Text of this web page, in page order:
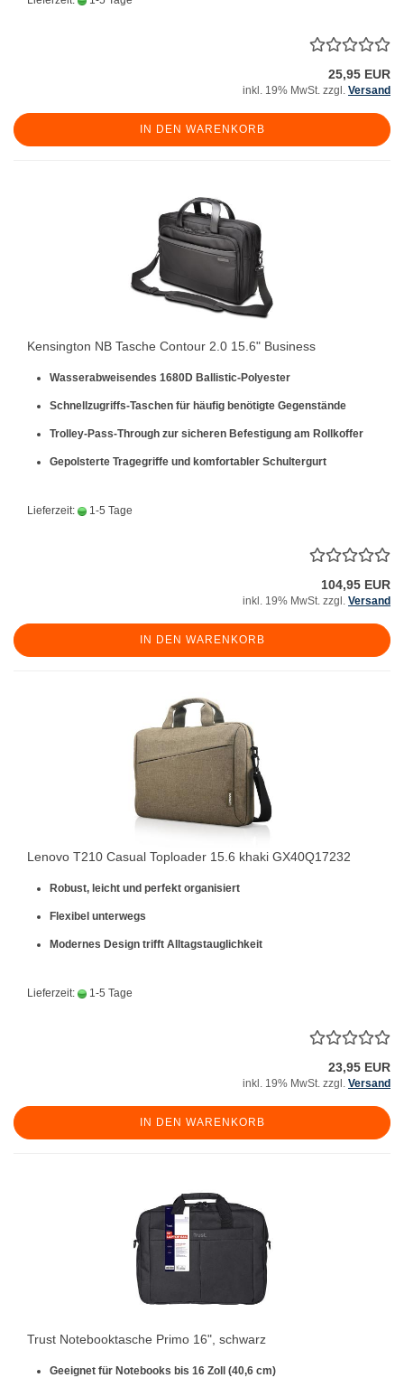
25,95 EUR
inkl. 19% MwSt. zzgl. Versand
IN DEN WARENKORB
Kensington NB Tasche Contour 2.0 15.6" Business
Wasserabweisendes 1680D Ballistic-Polyester
Schnellzugriffs-Taschen für häufig benötigte Gegenstände
Trolley-Pass-Through zur sicheren Befestigung am Rollkoffer
Gepolsterte Tragegriffe und komfortabler Schultergurt
Lieferzeit: 1-5 Tage
104,95 EUR
inkl. 19% MwSt. zzgl. Versand
IN DEN WARENKORB
Lenovo T210 Casual Toploader 15.6 khaki GX40Q17232
Robust, leicht und perfekt organisiert
Flexibel unterwegs
Modernes Design trifft Alltagstauglichkeit
Lieferzeit: 1-5 Tage
23,95 EUR
inkl. 19% MwSt. zzgl. Versand
IN DEN WARENKORB
Trust Notebooktasche Primo 16", schwarz
Geeignet für Notebooks bis 16 Zoll (40,6 cm)